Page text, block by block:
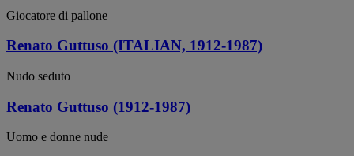
Giocatore di pallone
Renato Guttuso (ITALIAN, 1912-1987)
Nudo seduto
Renato Guttuso (1912-1987)
Uomo e donne nude